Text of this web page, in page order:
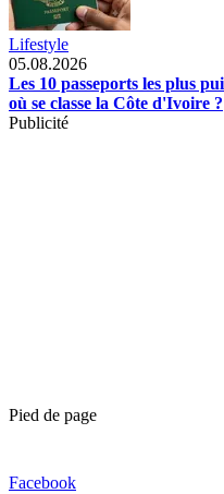
Lifestyle
05.08.2026
Les 10 passeports les plus
où se classe la Côte d'Ivoire ?
Publicité
Pied de page
Facebook